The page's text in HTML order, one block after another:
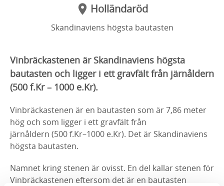
Holländaröd
Skandinaviens högsta bautasten
Vinbräckastenen är Skandinaviens högsta
bautasten och ligger i ett gravfält från järnåldern
(500 f.Kr – 1000 e.Kr).
Vinbräckastenen är en bautasten som är 7,86 meter
hög och som ligger i ett gravfält från
järnåldern (500 f.Kr–1000 e.Kr). Det är Skandinaviens
högsta bautasten.
Namnet kring stenen är ovisst. En del kallar stenen för
Vinbräckastenen eftersom det är en bautasten